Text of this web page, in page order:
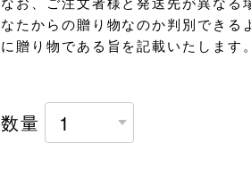
なお、ご注文者様と発送先が異なる
なたからの贈り物なのか判別できる
に贈り物である旨を記載いたします。
数量